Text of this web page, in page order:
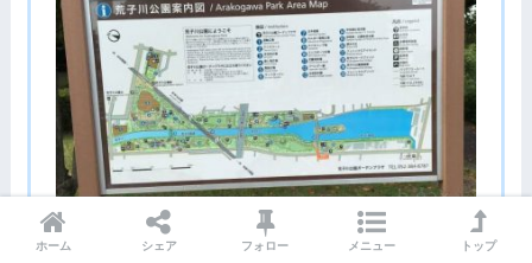
ホーム シェア フォロー メニュー トップ